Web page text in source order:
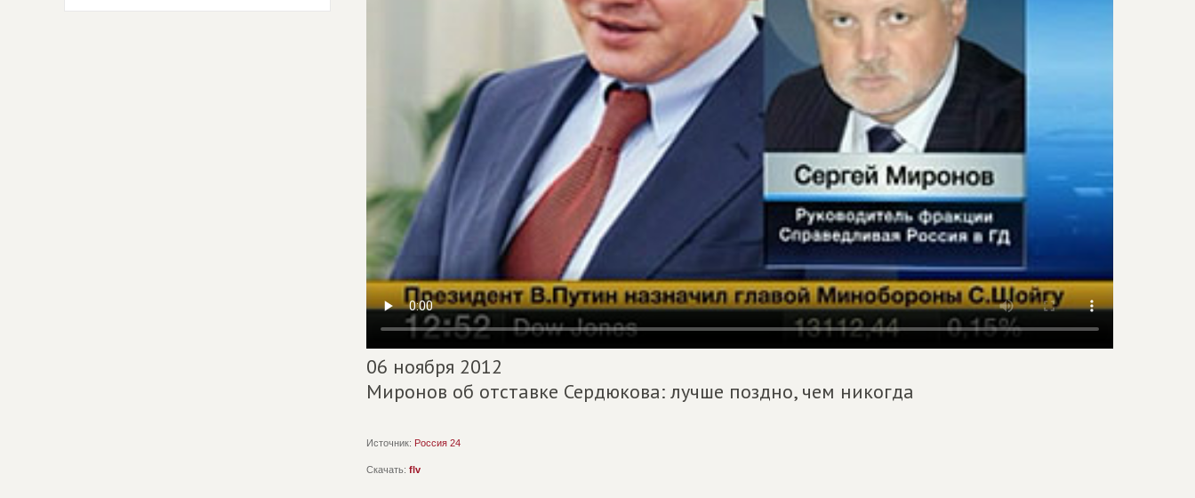
06 ноября 2012
Миронов об отставке Сердюкова: лучше поздно, чем никогда
Источник: Россия 24
Скачать: flv